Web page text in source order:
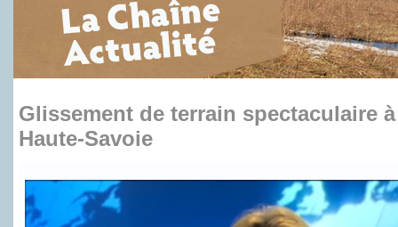
en partenariat avec France 3 Alpes
Glissement de terrain spectaculaire
Haute-Savoie